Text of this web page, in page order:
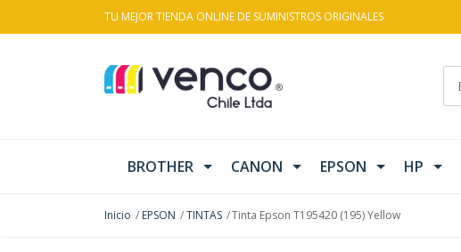
TU MEJOR TIENDA ONLINE DE SUMINISTROS ORIGINALES
BROTHER CANON EPSON HP
Inicio EPSON TINTAS Tinta Epson T195420 (195) Yellow